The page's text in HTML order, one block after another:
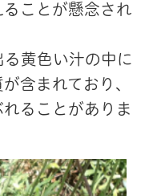
ことが懸念され
黄色い汁の中に
含まれており、
ることがありま